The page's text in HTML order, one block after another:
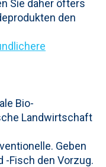
Sie daher öfters
den
Bio-
Landwirtschaft
Geben
-Fisch den Vorzug.